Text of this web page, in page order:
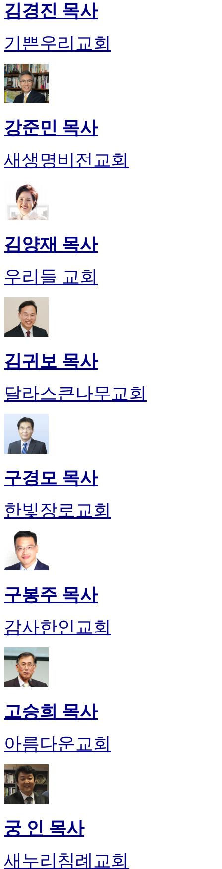
김경진 목사
기쁜우리교회
강준민 목사
새생명비전교회
김양재 목사
우리들 교회
김귀보 목사
달라스큰나무교회
구경모 목사
한빛장로교회
구봉주 목사
감사한인교회
고승희 목사
아름다운교회
궁 인 목사
새누리침례교회